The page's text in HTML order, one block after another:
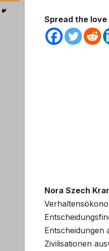
Spread the love
Nora Szech
Entscheidungen
Zivilisationen